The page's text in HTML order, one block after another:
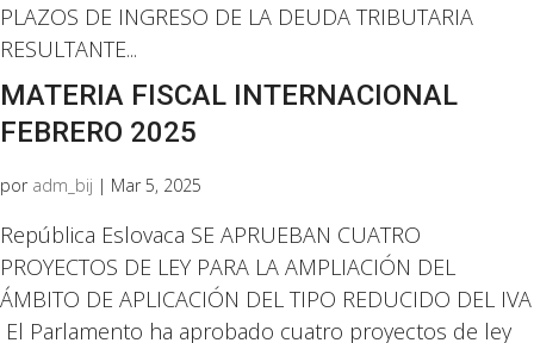
PLAZOS DE INGRESO DE LA DEUDA TRIBUTARIA
RESULTANTE...
MATERIA FISCAL INTERNACIONAL
FEBRERO 2025
por adm_bij | Mar 5, 2025
República Eslovaca SE APRUEBAN CUATRO
PROYECTOS DE LEY PARA LA AMPLIACIÓN DEL
ÁMBITO DE APLICACIÓN DEL TIPO REDUCIDO DEL IVA
El Parlamento ha aprobado cuatro proyectos de ley